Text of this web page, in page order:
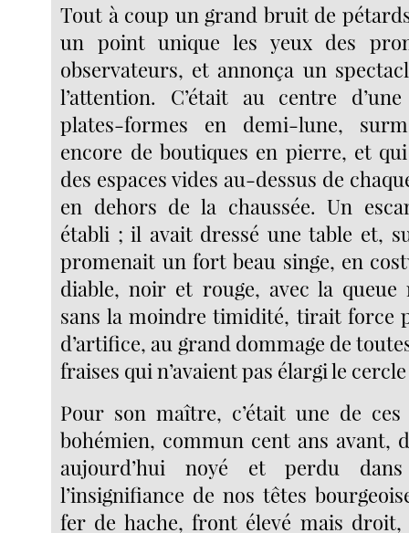
Tout à coup un grand bruit de
un point unique les yeux des
observateurs, et annonça un
l’attention. C’était au centre
plates-formes en demi-lune,
encore de boutiques en pierre, et
des espaces vides au-dessus de
en dehors de la chaussée. Un
établi ; il avait dressé une table et,
promenait un fort beau singe, en
diable, noir et rouge, avec la
sans la moindre timidité, tirait force
d’artifice, au grand dommage de
fraises qui n’avaient pas élargi le
Pour son maître, c’était une de
bohémien, commun cent ans avant,
aujourd’hui noyé et perdu
l’insignifiance de nos têtes
fer de hache, front élevé mais